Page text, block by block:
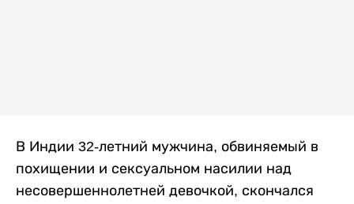
В Индии 32-летний мужчина, обвиняемый в
похищении и сексуальном насилии над
несовершеннолетней девочкой, скончался